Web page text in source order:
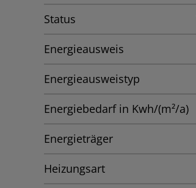
Status
Energieausweis
Energieausweistyp
Energiebedarf in Kwh/(m²/a)
Energieträger
Heizungsart